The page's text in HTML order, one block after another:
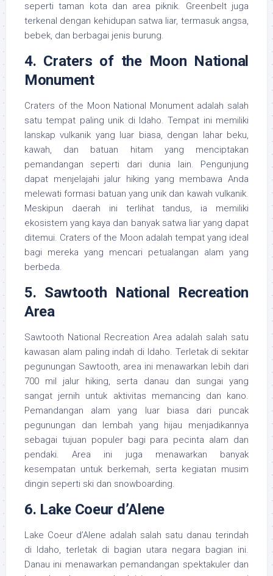
seperti taman kota dan area piknik. Greenbelt juga
terkenal dengan kehidupan satwa liar, termasuk angsa,
bebek, dan berbagai jenis burung.
4. Craters of the Moon National
Monument
Craters of the Moon National Monument adalah salah
satu tempat paling unik di Idaho. Tempat ini memiliki
lanskap vulkanik yang luar biasa, dengan lahar beku,
kawah, dan batuan hitam yang menciptakan
pemandangan seperti dari dunia lain. Pengunjung
dapat menjelajahi jalur hiking yang membawa Anda
melewati formasi batuan yang unik dan kawah vulkanik.
Meskipun daerah ini terlihat tandus, ia memiliki
ekosistem yang kaya dan banyak satwa liar yang dapat
ditemui. Craters of the Moon adalah tempat yang ideal
bagi mereka yang mencari petualangan alam yang
berbeda.
5. Sawtooth National Recreation
Area
Sawtooth National Recreation Area adalah salah satu
kawasan alam paling indah di Idaho. Terletak di sekitar
pegunungan Sawtooth, area ini menawarkan lebih dari
700 mil jalur hiking, serta danau dan sungai yang
sangat jernih untuk aktivitas memancing dan kano.
Pemandangan alam yang luar biasa dari puncak
pegunungan dan lembah yang hijau menjadikannya
sebagai tujuan populer bagi para pecinta alam dan
pendaki. Area ini juga menawarkan banyak
kesempatan untuk berkemah, serta kegiatan musim
dingin seperti ski dan snowboarding.
6. Lake Coeur d’Alene
Lake Coeur d’Alene adalah salah satu danau terindah
di Idaho, terletak di bagian utara negara bagian ini.
Danau ini menawarkan pemandangan spektakuler dan